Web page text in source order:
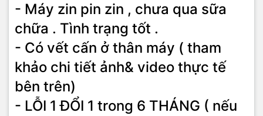
- Máy zin pin zin , chưa qua sữa
chữa . Tình trạng tốt .
- Có vết cấn ở thân máy ( tham
khảo chi tiết ảnh& video thực tế
bên trên)
- LỖI 1 ĐỔI 1 trong 6 THÁNG ( nếu